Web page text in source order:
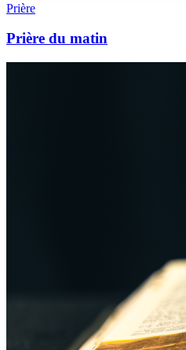
Prière
Prière du matin